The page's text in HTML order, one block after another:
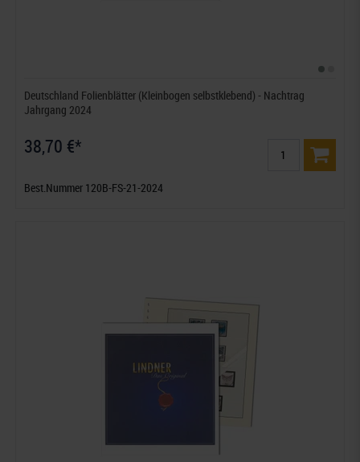
Deutschland Folienblätter (Kleinbogen selbstklebend) - Nachtrag
Jahrgang 2024
38,70 €*
Best.Nummer 120B-FS-21-2024